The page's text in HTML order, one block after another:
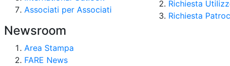
Associati per Associati
Newsroom
Area Stampa
FARE News
Richiesta
Richiesta